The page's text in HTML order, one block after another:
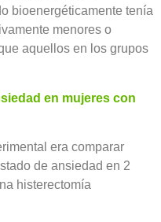
bioenergéticamente tenía
menores o
aquellos en los grupos
en mujeres con
era comparar
de ansiedad en 2
histerectomía